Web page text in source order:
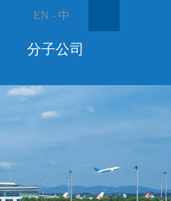
EN - 中
分子公司